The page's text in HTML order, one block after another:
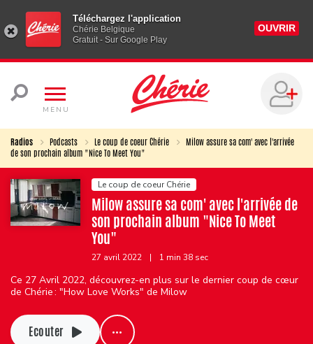
Téléchargez l'application
Chérie Belgique
Gratuit - Sur Google Play
OUVRIR
MENU
Radios Podcasts Le coup de coeur Chérie
Milow assure sa com' avec l'arrivée
de son prochain album "Nice To Meet You"
Le coup de coeur Chérie
Milow assure sa com' avec l'arrivée de
son prochain album "Nice To Meet
You"
27 avril 2022 | 1 min 38 sec
Ce 27 Avril 2022, découvrez-en plus sur le dernier coup de cœur
de Chérie : "How Love Works" de Milow
Ecouter